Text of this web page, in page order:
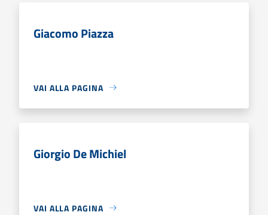
Giacomo Piazza
VAI ALLA PAGINA
Giorgio De Michiel
VAI ALLA PAGINA